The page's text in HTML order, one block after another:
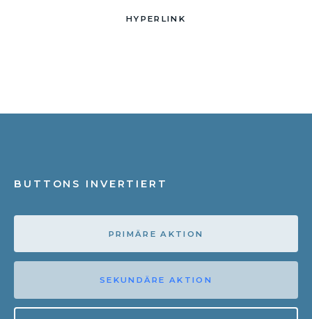
HYPERLINK
BUTTONS INVERTIERT
PRIMÄRE AKTION
SEKUNDÄRE AKTION